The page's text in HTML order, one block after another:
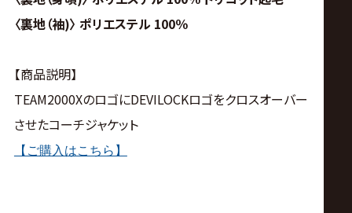
〈裏地（袖)〉 ポリエステル 100％
【商品説明】
TEAM2000XのロゴにDEVILOCKロゴをクロスオーバー
させたコーチジャケット
【ご購入はこちら】